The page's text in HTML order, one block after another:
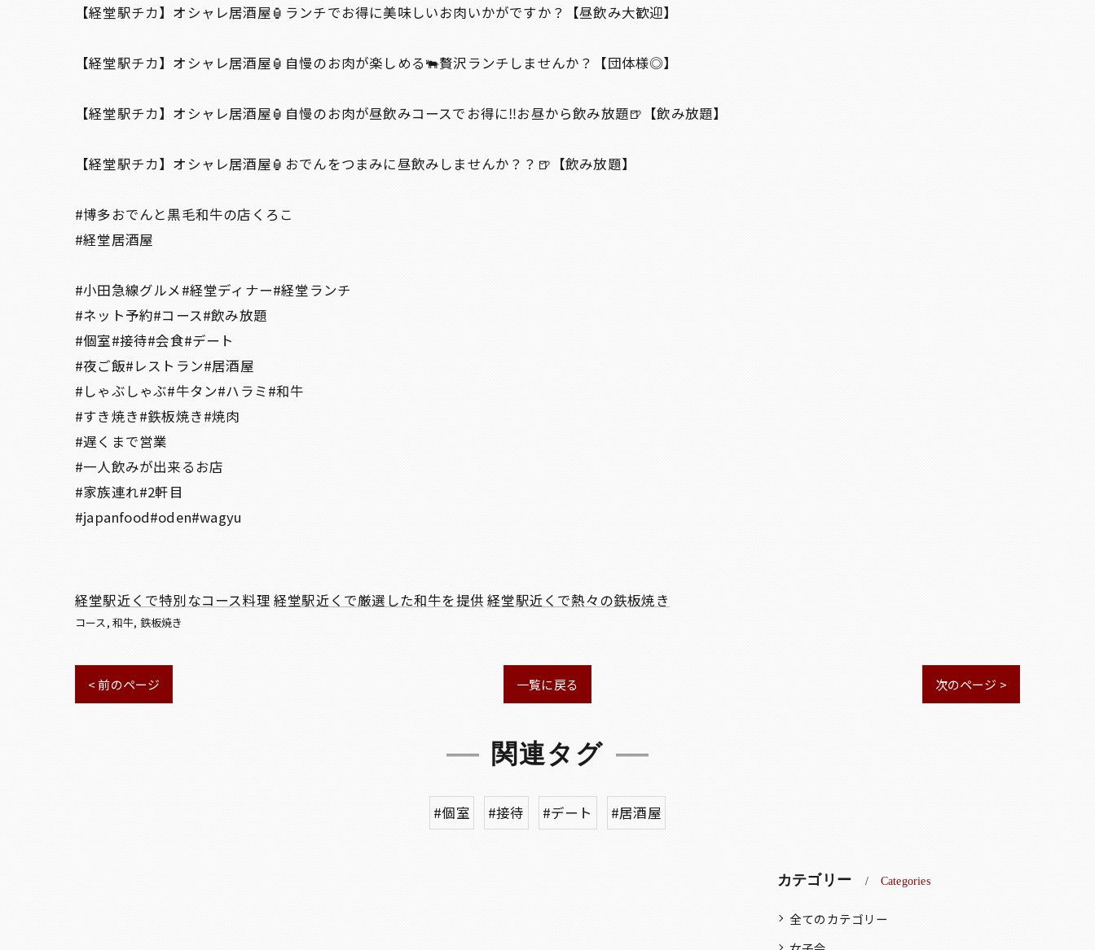
【経堂駅チカ】オシャレ居酒屋🏮ランチでお得に美味しいお肉いかがですか？【昼飲み大歓迎】
【経堂駅チカ】オシャレ居酒屋🏮自慢のお肉が楽しめる🐃贅沢ランチしませんか？【団体様◎】
【経堂駅チカ】オシャレ居酒屋🏮自慢のお肉が昼飲みコースでお得に‼️お昼から飲み放題🍺【飲み放題】
【経堂駅チカ】オシャレ居酒屋🏮おでんをつまみに昼飲みしませんか？？🍺【飲み放題】
#博多おでんと黒毛和牛の店くろこ
#経堂居酒屋
#小田急線グルメ#経堂ディナー#経堂ランチ
#ネット予約#コース#飲み放題
#個室#接待#会食#デート
#夜ご飯#レストラン#居酒屋
#しゃぶしゃぶ#牛タン#ハラミ#和牛
#すき焼き#鉄板焼き#焼肉
#遅くまで営業
#一人飲みが出来るお店
#家族連れ#2軒目
#japanfood#oden#wagyu
経堂駅近くで特別なコース料理 経堂駅近くで厳選した和牛を提供 経堂駅近くで熱々の鉄板焼き
コース 和牛 鉄板焼き
< 前のページ 一覧に戻る 次のページ >
関連タグ
#個室 #接待 #デート #居酒屋
カテゴリー Categories
全てのカテゴリー